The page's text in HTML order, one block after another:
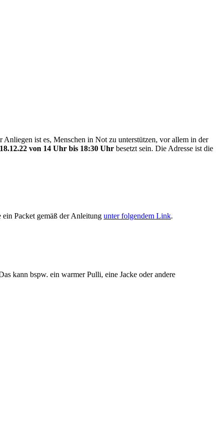
ist es, Menschen in Not zu unterstützen, vor allem in der
von 14 Uhr bis 18:30 Uhr besetzt sein. Die Adresse ist die
Packet gemäß der Anleitung unter folgendem Link.
kann bspw. ein warmer Pulli, eine Jacke oder andere